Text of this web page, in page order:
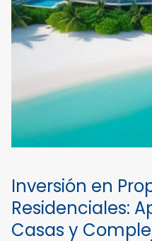
Inversión en
Residenciales:
Casas y